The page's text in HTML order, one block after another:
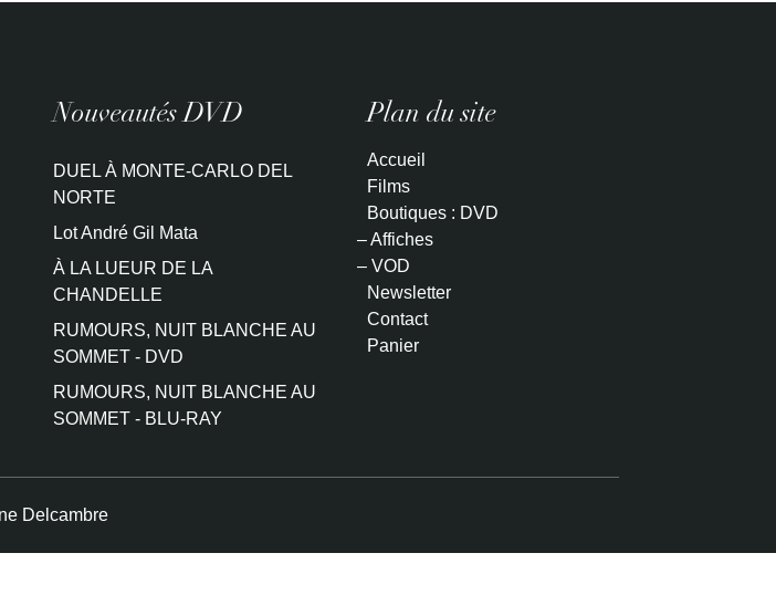
Nouveautés DVD
DUEL À MONTE-CARLO DEL
NORTE
Lot André Gil Mata
À LA LUEUR DE LA
CHANDELLE
RUMOURS, NUIT BLANCHE AU
SOMMET - DVD
RUMOURS, NUIT BLANCHE AU
SOMMET - BLU-RAY
Plan du site
Accueil
Films
Boutiques : DVD
– Affiches
– VOD
Newsletter
Contact
Panier
Delcambre